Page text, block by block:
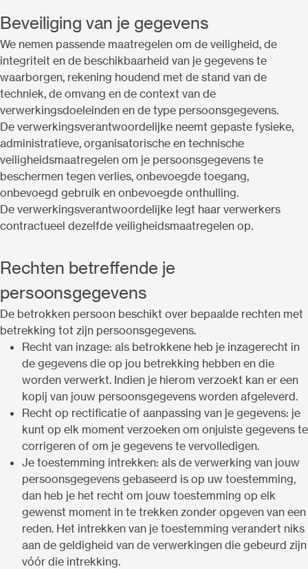
Beveiliging van je gegevens
We nemen passende maatregelen om de veiligheid, de
integriteit en de beschikbaarheid van je gegevens te
waarborgen, rekening houdend met de stand van de
techniek, de omvang en de context van de
verwerkingsdoeleinden en de type persoonsgegevens.
De verwerkingsverantwoordelijke neemt gepaste fysieke,
administratieve, organisatorische en technische
veiligheidsmaatregelen om je persoonsgegevens te
beschermen tegen verlies, onbevoegde toegang,
onbevoegd gebruik en onbevoegde onthulling.
De verwerkingsverantwoordelijke legt haar verwerkers
contractueel dezelfde veiligheidsmaatregelen op.
Rechten betreffende je
persoonsgegevens
De betrokken persoon beschikt over bepaalde rechten met
betrekking tot zijn persoonsgegevens.
Recht van inzage: als betrokkene heb je inzagerecht in
de gegevens die op jou betrekking hebben en die
worden verwerkt. Indien je hierom verzoekt kan er een
kopij van jouw persoonsgegevens worden afgeleverd.
Recht op rectificatie of aanpassing van je gegevens: je
kunt op elk moment verzoeken om onjuiste gegevens te
corrigeren of om je gegevens te vervolledigen.
Je toestemming intrekken: als de verwerking van jouw
persoonsgegevens gebaseerd is op uw toestemming,
dan heb je het recht om jouw toestemming op elk
gewenst moment in te trekken zonder opgeven van een
reden. Het intrekken van je toestemming verandert niks
aan de geldigheid van de verwerkingen die gebeurd zijn
vóór die intrekking.